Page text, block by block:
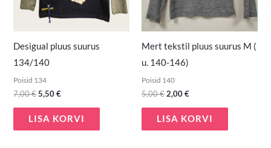
Desigual pluus suurus
134/140
Poisid 134
7,00€5,50€
LISA KORVI
Mert tekstil pluus suurus M (
u. 140-146)
Poisid 140
5,00€2,00€
LISA KORVI